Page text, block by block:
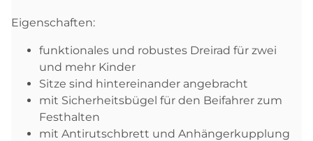
Eigenschaften:
funktionales und robustes Dreirad für zwei
und mehr Kinder
Sitze sind hintereinander angebracht
mit Sicherheitsbügel für den Beifahrer zum
Festhalten
mit Antirutschbrett und Anhängerkupplung